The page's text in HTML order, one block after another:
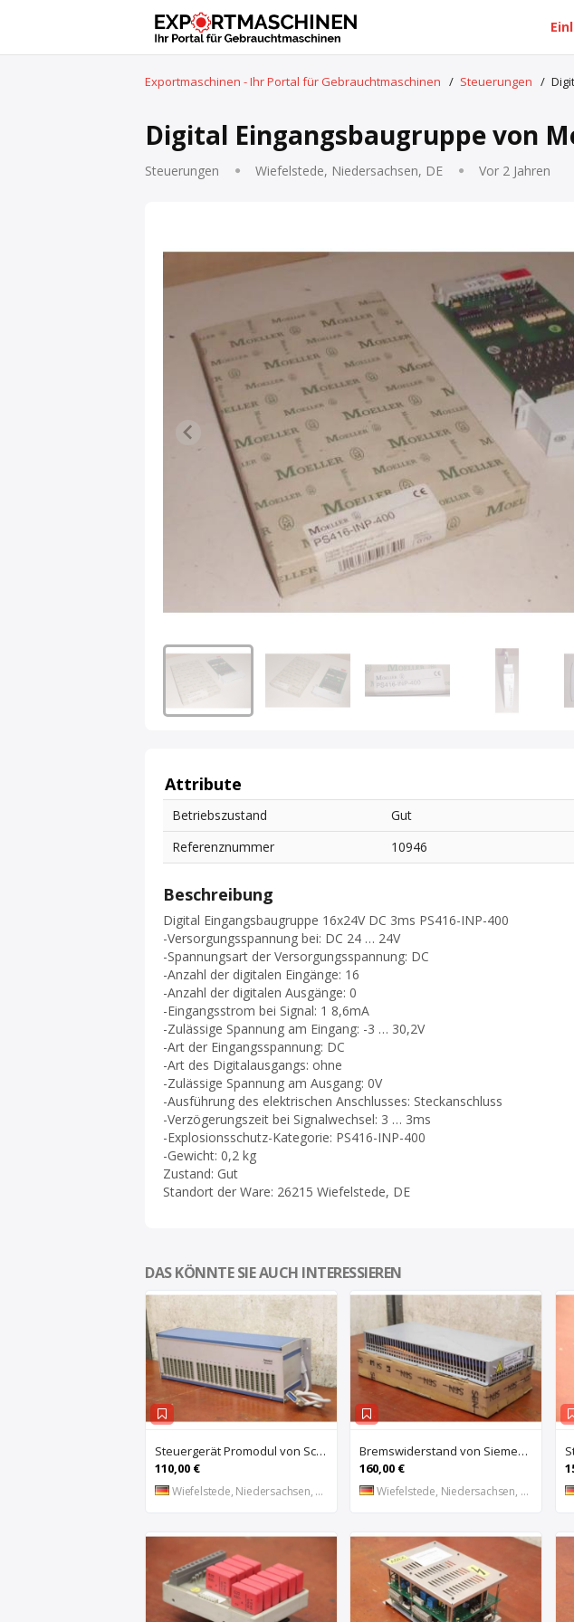
Exportmaschinen - Ihr Portal für Gebrauchtmaschinen / Steuerungen /
Digital Eingangsbaugruppe von
Steuerungen Wiefelstede, Niedersachsen, DE Vor 2 Jahren
Attribute
Betriebszustand
Gut
Referenznummer
10946
Beschreibung
Digital Eingangsbaugruppe 16x24V DC 3ms PS416-INP-400
-Versorgungsspannung bei: DC 24 … 24V
-Spannungsart der Versorgungsspannung: DC
-Anzahl der digitalen Eingänge: 16
-Anzahl der digitalen Ausgänge: 0
-Eingangsstrom bei Signal: 1 8,6mA
-Zulässige Spannung am Eingang: -3 … 30,2V
-Art der Eingangsspannung: DC
-Art des Digitalausgangs: ohne
-Zulässige Spannung am Ausgang: 0V
-Ausführung des elektrischen Anschlusses: Steckanschluss
-Verzögerungszeit bei Signalwechsel: 3 … 3ms
-Explosionsschutz-Kategorie: PS416-INP-400
-Gewicht: 0,2 kg
Zustand: Gut
Standort der Ware: 26215 Wiefelstede, DE
DAS KÖNNTE SIE AUCH INTERESSIEREN
Steuergerät Promodul von Schleicher Ilsemann – KEG 24-30 KCD 1
110,00 €
Wiefelstede, Niedersachsen, DE
Bremswiderstand von Siemens – 6SL3100-1BE21-3AA0
160,00 €
Wiefelstede, Niedersachsen, DE